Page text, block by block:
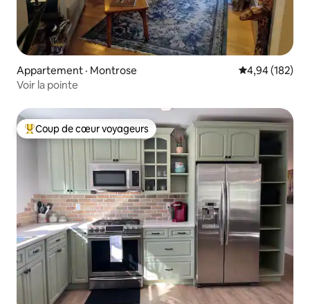
Appartement · Montrose Note
4,94 (182)
Voir la pointe
Coup de cœur voyageurs parmi les plus aimés
Coup de cœur voyageurs